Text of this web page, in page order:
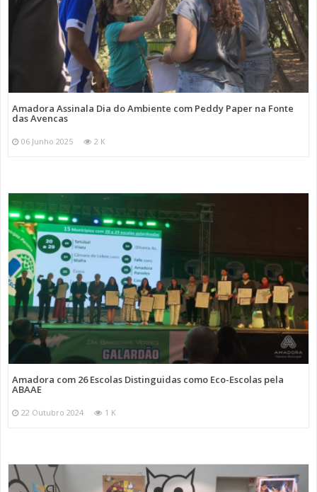
Amadora Assinala Dia do Ambiente com Peddy Paper na Fonte
das Avencas
06 Junho 2025 2 K
Amadora com 26 Escolas Distinguidas como Eco-Escolas pela
ABAAE
22 Outubro 2024 1 K